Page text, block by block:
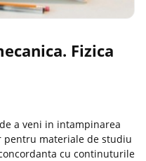
Fizica
a veni in intampinarea
materiale de studiu
cu continuturile